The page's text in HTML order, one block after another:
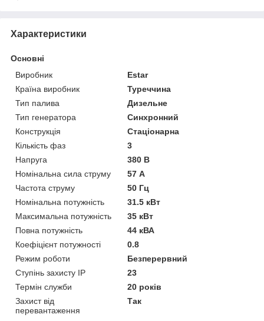
Характеристики
Основні
Виробник
Estar
Країна виробник
Туреччина
Тип палива
Дизельне
Тип генератора
Синхронний
Конструкція
Стаціонарна
Кількість фаз
3
Напруга
380 В
Номінальна сила струму
57 А
Частота струму
50 Гц
Номінальна потужність
31.5 кВт
Максимальна потужність
35 кВт
Повна потужність
44 кВА
Коефіцієнт потужності
0.8
Режим роботи
Безперервний
Ступінь захисту IP
23
Термін служби
20 років
Захист від
перевантаження
Так